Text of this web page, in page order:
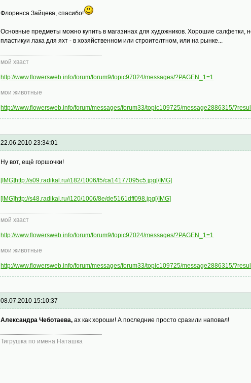
Флоренса Зайцева, спасибо!
Основные предметы можно купить в магазинах для художников. Хорошие салфетки,
пластикуи лака для яхт - в хозяйственном или строителтном, или на рынке...
мой хваст
http://www.flowersweb.info/forum/forum9/topic97024/messages/?PAGEN_1=1
мои животные
http://www.flowersweb.info/forum/messages/forum33/topic109725/message2886315/
22.06.2010 23:34:01
Ну вот, ещё горшочки!
[IMG]http://s09.radikal.ru/i182/1006/f5/ca14177095c5.jpg[/IMG]
[IMG]http://s48.radikal.ru/i120/1006/8e/de5161dff098.jpg[/IMG]
мой хваст
http://www.flowersweb.info/forum/forum9/topic97024/messages/?PAGEN_1=1
мои животные
http://www.flowersweb.info/forum/messages/forum33/topic109725/message2886315/
08.07.2010 15:10:37
Александра Чеботаева, ах как хороши! А последние просто сразили наповал!
Тигрушка по имена Наташка